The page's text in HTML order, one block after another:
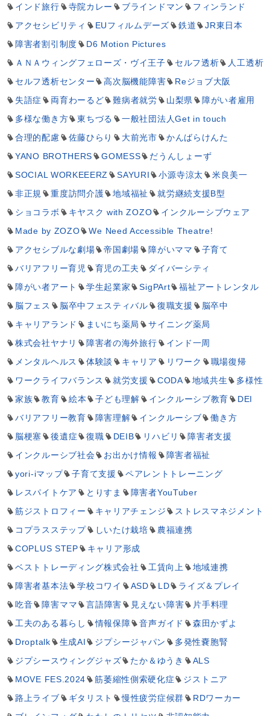
インド旅行
寺院カレー ブラインドマン
フィンランド
アクセシビリティ
EUフィルムデーズ 鉄道
JR東日本
障害者割引制度
D6 Motion Pictures
ＡＮＡウィングフェローズ・ヴイ王子
セルフ透析
人工透析
セルフ透析センター
高次脳機能障害
Reジョブ大阪
失語症
両育わーるど 難病者就労 山梨県
障がい者雇用
多様な働き方
東ちづる
一般社団法人Get in touch
合理的配慮
佐藤ひらり 大前光市
かんばらけんた
YANO BROTHERS
GOMESS
だうんしょーず
SOCIAL WORKEEERZ
SAYURI 小源寺涼太
米良美一
非正規
重度訪問介護 地域福祉
就労継続支援B型
ショコラボ
キヤスク with ZOZO
インクルーシブウェア
Made by ZOZO
We Need Accessible Theatre!
アクセシブルな劇場
帝国劇場 障がいママ
子育て
バリアフリー育児
育児の工夫
ダイバーシティ
障がい者アート
学生起業家 SigPArt
福祉アートレンタル
脳フェス
脳卒中フェスティバル 復職支援
脳卒中
キャリアランド
まいにち薬局
サイニング薬局
株式会社ヤナリ
障害者の海外旅行
インド一周
メンタルヘルス
体験談 キャリア リワーク
職場復帰
ワークライフバランス
就労支援 CODA 地域共生
多様性
家族
教育 絵本 子ども理解 インクルーシブ教育
DEI
バリアフリー教育
障害理解 インクルーシブ
働き方
脳梗塞
後遺症 復職 DEIB リハビリ
障害者支援
インクルーシブ社会
お出かけ情報
障害者福祉
yori-iマップ
子育て支援
ペアレントトレーニング
レスパイトケア
とりすま
障害者YouTuber
筋ジストロフィー
キャリアチェンジ
ストレスマネジメント
コプラスステップ
しいたけ栽培
農福連携
COPLUS STEP
キャリア形成
ベストトレーディング株式会社
工賃向上
地域連携
障害者基本法
学校コワイ ASD LD
ライズ＆プレイ
吃音
障害ママ 言語障害 見えない障害
片手料理
工夫のある暮らし
情報保障 音声ガイド
森田かずよ
Droptalk
生成AI ジプシージャパン
多発性嚢胞腎
ジプシースウィングジャズ
たか＆ゆうき
ALS
MOVE FES.2024
筋萎縮性側索硬化症
ジストニア
路上ライブ
ギタリスト 慢性疲労症候群
RDワーカー